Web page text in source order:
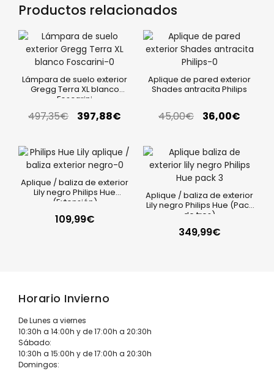
Productos relacionados
Lámpara de suelo exterior
Gregg Terra XL blanco
Foscarini
497,35€ 397,88€
Aplique de pared exterior
Shades antracita Philips
45,00€ 36,00€
Aplique / baliza de exterior
Lily negro Philips Hue
(Extensión)
109,99€
Aplique / baliza de exterior
Lily negro Philips Hue (Pack
de tres)
349,99€
Horario Invierno
De Lunes a viernes
10:30h a 14:00h y de 17:00h a 20:30h
Sábado:
10:30h a 15:00h y de 17:00h a 20:30h
Domingos: